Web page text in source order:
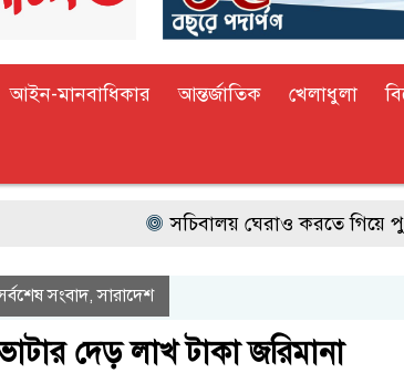
আইন-মানবাধিকার আন্তর্জাতিক খেলাধুলা
সচিবালয় ঘেরাও করতে গিয়ে
সংবাদ,সারাদেশ
দেড় লাখ টাকা জরিমানা